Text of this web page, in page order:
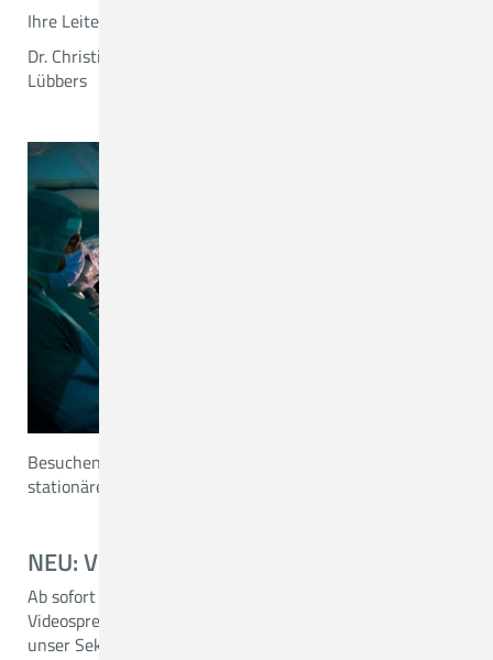
Ihre Leitenden Zentrumsärzte
Dr. Christian Heinen, Thomas Schmidt und Dr. Thomas
Lübbers
Besuchen Sie uns auch auf unserer
stationäre Patienten.
NEU: VIDEOSPRECHSTUNDE
Ab sofort bieten wir Ihnen auch die Möglichkeit zur
Videosprechstunde an. Termine können Sie gerne über
unser Sekretariat vereinbaren.